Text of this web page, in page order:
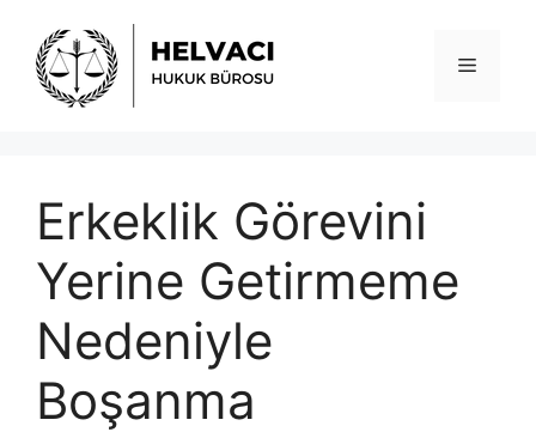
Menü
Erkeklik Görevini
Yerine Getirmeme
Nedeniyle
Boşanma